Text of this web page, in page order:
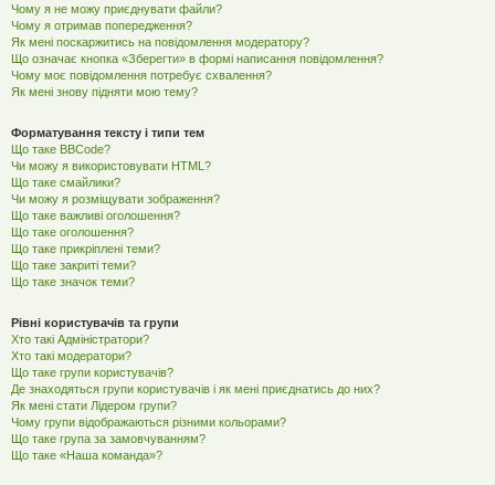
Чому я не можу приєднувати файли?
Чому я отримав попередження?
Як мені поскаржитись на повідомлення модератору?
Що означає кнопка «Зберегти» в формі написання повідомлення?
Чому моє повідомлення потребує схвалення?
Як мені знову підняти мою тему?
Форматування тексту і типи тем
Що таке BBCode?
Чи можу я використовувати HTML?
Що таке смайлики?
Чи можу я розміщувати зображення?
Що таке важливі оголошення?
Що таке оголошення?
Що таке прикріплені теми?
Що таке закриті теми?
Що таке значок теми?
Рівні користувачів та групи
Хто такі Адміністратори?
Хто такі модератори?
Що таке групи користувачів?
Де знаходяться групи користувачів і як мені приєднатись до них?
Як мені стати Лідером групи?
Чому групи відображаються різними кольорами?
Що таке група за замовчуванням?
Що таке «Наша команда»?